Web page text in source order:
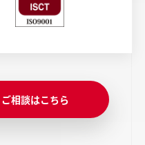
相談はこちら